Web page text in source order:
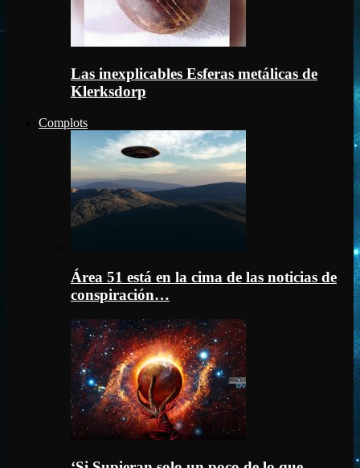
Las inexplicables Esferas metálicas de
Klerksdorp
Complots
Área 51 está en la cima de las noticias de
conspiración…